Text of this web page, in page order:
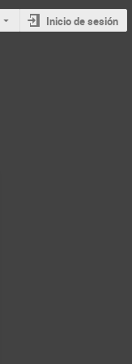
Inicio de sesión